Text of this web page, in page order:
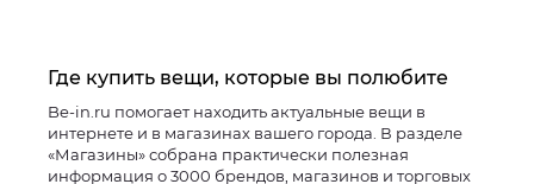
Где купить вещи, которые вы полюбите
Be-in.ru помогает находить актуальные вещи в
интернете и в магазинах вашего города. В разделе
«Магазины» собрана практически полезная
информация о 3000 брендов, магазинов и торговых